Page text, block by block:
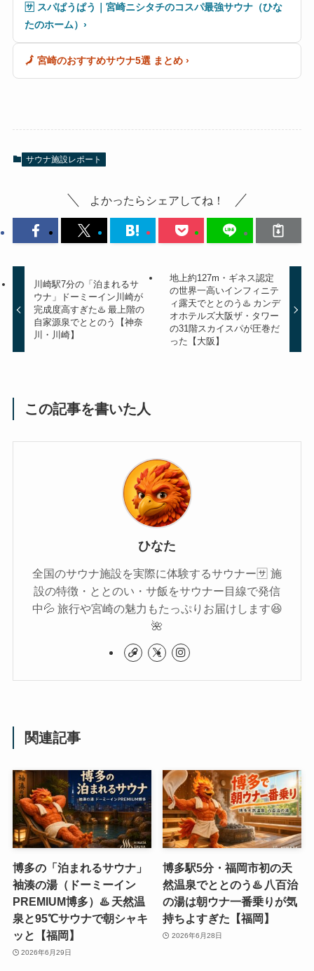
🈂️ スパぱうぱう｜宮崎ニシタチのコスパ最強サウナ（ひな
たのホーム）›
🗾 宮崎のおすすめサウナ5選 まとめ ›
サウナ施設レポート
よかったらシェアしてね！
川崎駅7分の「泊まれるサ
ウナ」ドーミーイン川崎が
完成度高すぎた♨️ 最上階の
自家源泉でととのう【神奈
川・川崎】
地上約127m・ギネス認定
の世界一高いインフィニテ
ィ露天でととのう♨️ カンデ
オホテルズ大阪ザ・タワー
の31階スカイスパが圧巻だ
った【大阪】
この記事を書いた人
ひなた
全国のサウナ施設を実際に体験するサウナー🈂️ 施
設の特徴・ととのい・サ飯をサウナー目線で発信
中💦 旅行や宮崎の魅力もたっぷりお届けします😆
🌺
関連記事
博多の「泊まれるサウナ」
袖湊の湯（ドーミーイン
PREMIUM博多）♨️ 天然温
泉と95℃サウナで朝シャキ
ッと【福岡】
2026年6月29日
博多駅5分・福岡市初の天
然温泉でととのう♨️ 八百治
の湯は朝ウナ一番乗りが気
持ちよすぎた【福岡】
2026年6月28日